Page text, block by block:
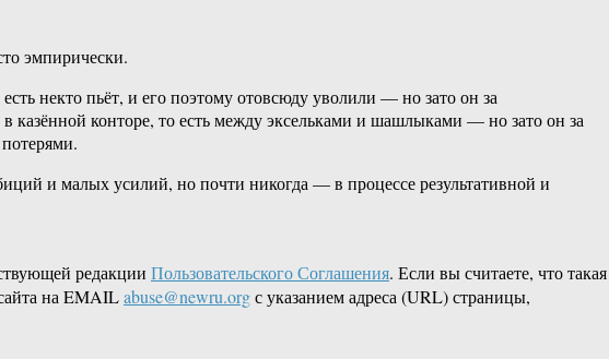
эмпирически.
некто пьёт, и его поэтому отовсюду уволили — но зато он за
казённой конторе, то есть между эксельками и шашлыками — но зато он за
и малых усилий, но почти никогда — в процессе результативной и
редакции Пользовательского Соглашения. Если вы считаете, что такая
на EMAILabuse@newru.orgс указанием адреса (URL) страницы,